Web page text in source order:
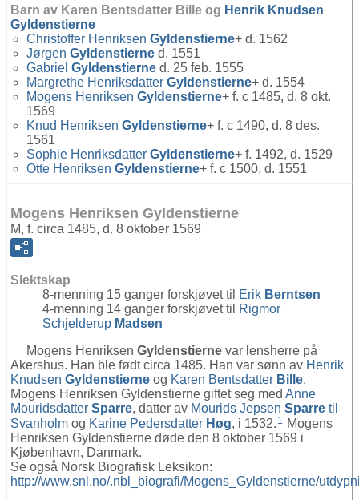
Barn av Karen Bentsdatter Bille og Henrik Knudsen
Gyldenstierne
Christoffer Henriksen Gyldenstierne+ d. 1562
Jørgen Gyldenstierne d. 1551
Gabriel Gyldenstierne d. 25 feb. 1555
Margrethe Henriksdatter Gyldenstierne+ d. 1554
Mogens Henriksen Gyldenstierne+ f. c 1485, d. 8 okt.
1569
Knud Henriksen Gyldenstierne+ f. c 1490, d. 8 des.
1561
Sophie Henriksdatter Gyldenstierne+ f. 1492, d. 1529
Otte Henriksen Gyldenstierne+ f. c 1500, d. 1551
Mogens Henriksen Gyldenstierne
M, f. circa 1485, d. 8 oktober 1569
Slektskap
8-menning 15 ganger forskjøvet til
Erik Berntsen
4-menning 14 ganger forskjøvet til
Rigmor
Schjelderup Madsen
Mogens Henriksen Gyldenstierne var lensherre på
Akershus. Han ble født circa 1485. Han var sønn av Henrik
Knudsen Gyldenstierne og Karen Bentsdatter Bille.
Mogens Henriksen Gyldenstierne giftet seg med Anne
Mouridsdatter Sparre, datter av Mourids Jepsen Sparre til
Svanholm og Karine Pedersdatter Høg, i 1532. 1 Mogens
Henriksen Gyldenstierne døde den 8 oktober 1569 i
Kjøbenhavn, Danmark.
Se også Norsk Biografisk Leksikon:
http://www.snl.no/.nbl_biografi/Mogens_Gyldenstierne/